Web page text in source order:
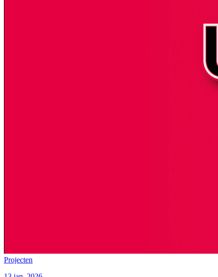
Projecten